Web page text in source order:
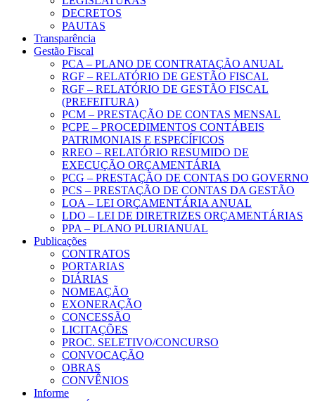
DECRETOS
PAUTAS
Transparência
Gestão Fiscal
PCA – PLANO DE CONTRATAÇÃO ANUAL
RGF – RELATÓRIO DE GESTÃO FISCAL
RGF – RELATÓRIO DE GESTÃO FISCAL
(PREFEITURA)
PCM – PRESTAÇÃO DE CONTAS MENSAL
PCPE – PROCEDIMENTOS CONTÁBEIS
PATRIMONIAIS E ESPECÍFICOS
RREO – RELATÓRIO RESUMIDO DE
EXECUÇÃO ORÇAMENTÁRIA
PCG – PRESTAÇÃO DE CONTAS DO GOVERNO
PCS – PRESTAÇÃO DE CONTAS DA GESTÃO
LOA – LEI ORÇAMENTÁRIA ANUAL
LDO – LEI DE DIRETRIZES ORÇAMENTÁRIAS
PPA – PLANO PLURIANUAL
Publicações
CONTRATOS
PORTARIAS
DIÁRIAS
NOMEAÇÃO
EXONERAÇÃO
CONCESSÃO
LICITAÇÕES
PROC. SELETIVO/CONCURSO
CONVOCAÇÃO
OBRAS
CONVÊNIOS
Informe